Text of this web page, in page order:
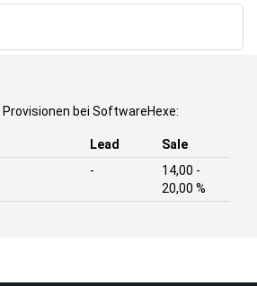
bei SoftwareHexe:
Lead
Sale
-
14,00 -
20,00 %